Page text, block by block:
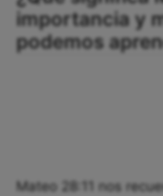
importancia y
podemos
Mateo 28:11 nos